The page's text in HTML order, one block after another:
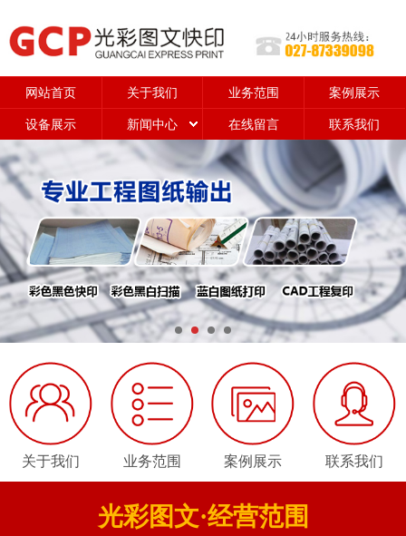
网站首页 关于我们 业务范围 案例展示
设备展示 新闻中心 在线留言 联系我们
关于我们 业务范围 案例展示 联系我们
光彩图文·经营范围